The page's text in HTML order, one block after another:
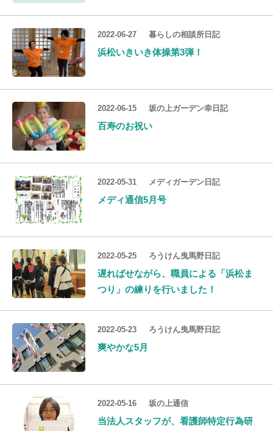
2022-06-27 暮らしの相談所日記
浜松いきいき体操第3弾！
2022-06-15 坂の上ガーデン幸日記
百寿のお祝い
2022-05-31 メディガーデン日記
メディ通信5月号
2022-05-25 ろうけん曳馬野日記
遅ればせながら、職員による「浜松ま
つり」の練りを行いました！
2022-05-23 ろうけん曳馬野日記
爽やかな5月
2022-05-16 坂の上通信
当法人スタッフが、看護師特定行為研